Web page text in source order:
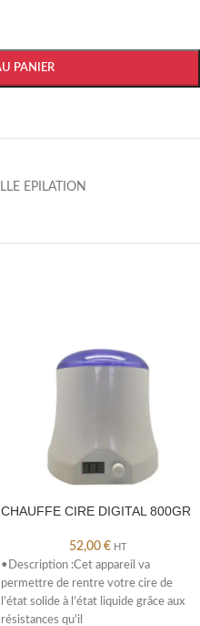
PANIER
EPILATION
CHAUFFE CIRE DIGITAL 800GR
52,00 € HT
•Description :Cet appareil va
permettre de rentre votre cire de
l’état solide à l’état liquide grâce aux
résistances qu’il